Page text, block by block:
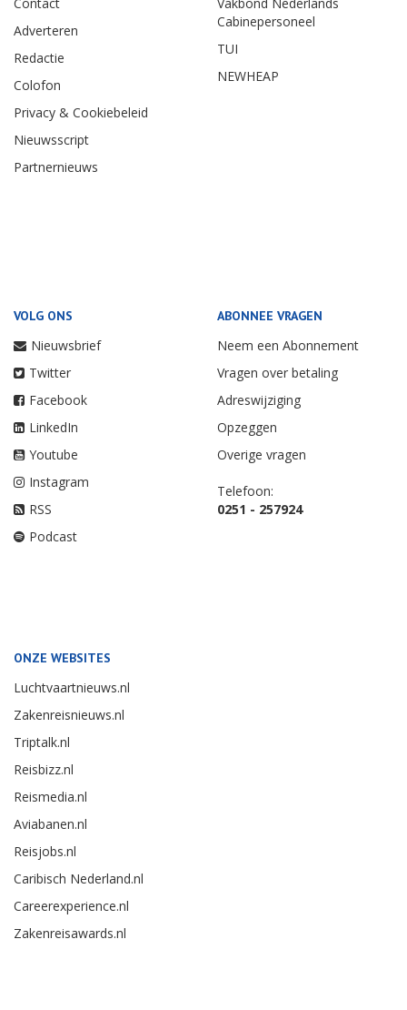
Adverteren
Redactie
Colofon
Privacy & Cookiebeleid
Nieuwsscript
Partnernieuws
Cabinepersoneel
TUI
NEWHEAP
VOLG ONS
Nieuwsbrief
Twitter
Facebook
LinkedIn
Youtube
Instagram
RSS
Podcast
ABONNEE VRAGEN
Neem een Abonnement
Vragen over betaling
Adreswijziging
Opzeggen
Overige vragen
Telefoon:
0251 - 257924
ONZE WEBSITES
Luchtvaartnieuws.nl
Zakenreisnieuws.nl
Triptalk.nl
Reisbizz.nl
Reismedia.nl
Aviabanen.nl
Reisjobs.nl
Caribisch Nederland.nl
Careerexperience.nl
Zakenreisawards.nl